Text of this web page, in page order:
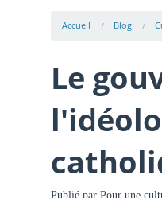
Accueil Blog
Le
Publié par Pour une